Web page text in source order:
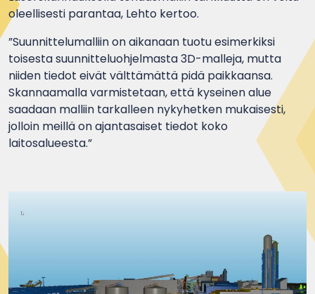
oleellisesti parantaa, Lehto kertoo.
”Suunnittelumalliin on aikanaan tuotu esimerkiksi
toisesta suunnitteluohjelmasta 3D-malleja, mutta
niiden tiedot eivät välttämättä pidä paikkaansa.
Skannaamalla varmistetaan, että kyseinen alue
saadaan malliin tarkalleen nykyhetken mukaisesti,
jolloin meillä on ajantasaiset tiedot koko
laitosalueesta.”